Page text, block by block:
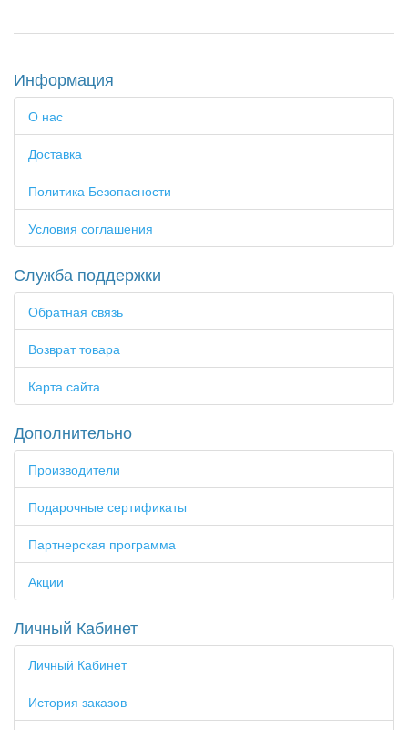
Информация
О нас
Доставка
Политика Безопасности
Условия соглашения
Служба поддержки
Обратная связь
Возврат товара
Карта сайта
Дополнительно
Производители
Подарочные сертификаты
Партнерская программа
Акции
Личный Кабинет
Личный Кабинет
История заказов